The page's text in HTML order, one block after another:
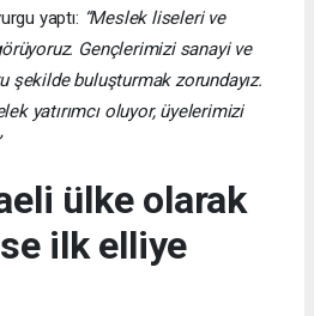
yaptı: “Meslek liseleri ve
Gençlerimizi sanayi ve
şekilde buluşturmak zorundayız.
yatırımcı oluyor, üyelerimizi
ülke olarak
ilk elliye